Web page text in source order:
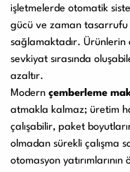
işletmelerde otomatik
gücü ve zaman tasarrufu
sağlamaktadır. Ürünlerin
sevkiyat sırasında
azaltır.
Modern çemberleme
atmakla kalmaz; üretim
çalışabilir, paket
olmadan sürekli çalışma
otomasyon